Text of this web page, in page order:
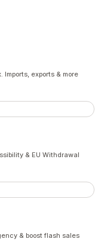
exports & more
& EU Withdrawal
& boost flash sales